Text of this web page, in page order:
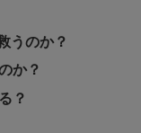
うのか？
か？
？